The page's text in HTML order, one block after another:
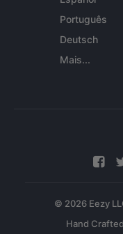
Português
Deutsch
Mais...
© 2026 Eezy